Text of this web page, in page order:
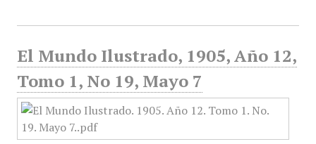
El Mundo Ilustrado, 1905, Año 12,
Tomo 1, No 19, Mayo 7